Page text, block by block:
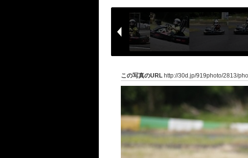
この写真のURL http://30d.jp/919photo/2813/